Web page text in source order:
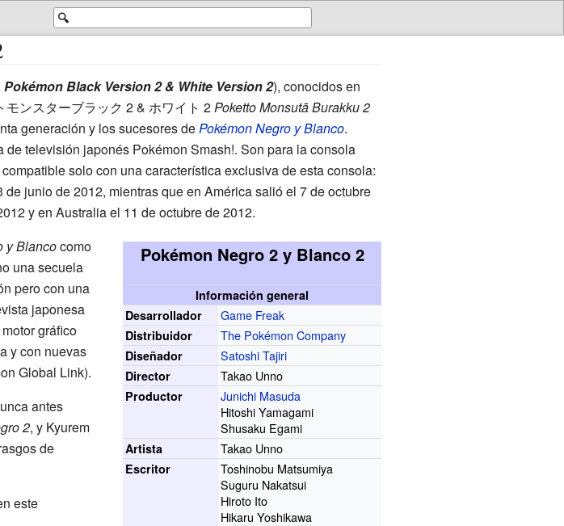
🔍
Pokémon Black Version 2 & White Version 2), conocidos en
モンスターブラック 2 & ホワイト 2 Poketto Monsutā Burakku 2
generación y los sucesores de Pokémon Negro y Blanco.
televisión japonés Pokémon Smash!. Son para la consola
solo con una característica exclusiva de esta consola:
junio de 2012, mientras que en América salió el 7 de octubre
y en Australia el 11 de octubre de 2012.
Pokémon Negro 2 y Blanco 2
Información general
Desarrollador
Game Freak
Distribuidor The Pokémon Company
Diseñador Satoshi Tajiri
Director Takao Unno
Productor
Junichi Masuda
Hitoshi Yamagami
Shusaku Egami
Artista Takao Unno
Escritor
Toshinobu Matsumiya
Suguru Nakatsui
Hiroto Ito
Hikaru Yoshikawa
y Blancocomo
una secuela
pero con una
japonesa
gráfico
y con nuevas
Global Link).
antes
2, y Kyurem
de
este